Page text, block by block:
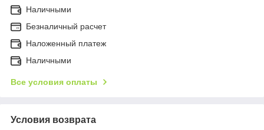
Наличными
Безналичный расчет
Наложенный платеж
Наличными
Все условия оплаты
Условия возврата